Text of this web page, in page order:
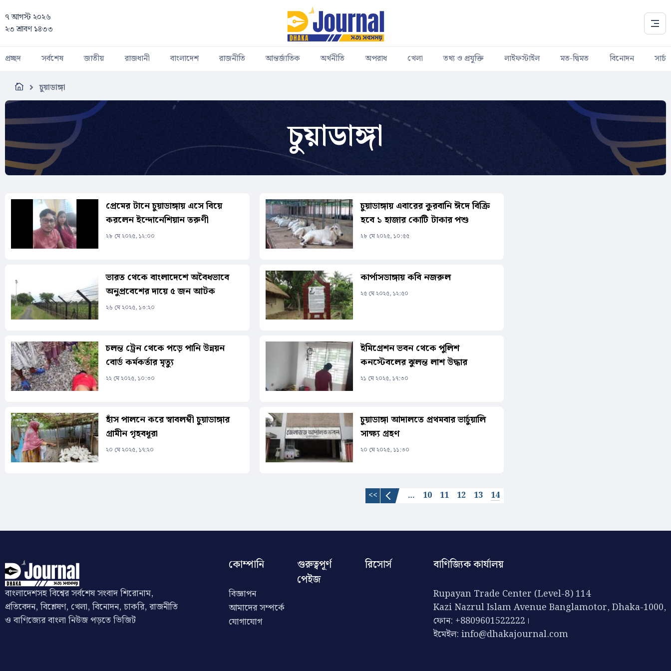
৭ আগস্ট ২০২৬
২৩ শ্রাবণ ১৪৩৩
প্রচ্ছদ সর্বশেষ জাতীয় রাজধানী বাংলাদেশ রাজনীতি আন্তর্জাতিক অর্থনীতি অপরাধ খেলা তথ্য ও প্রযুক্তি লাইফস্টাইল মত-দ্বিমত বিনোদন সার্চ
চুয়াডাঙ্গা
চুয়াডাঙ্গা
প্রেমের টানে চুয়াডাঙ্গায় এসে বিয়ে
করলেন ইন্দোনেশিয়ান তরুণী
২৮ মে ২০২৫, ১২:০০
চুয়াডাঙ্গায় এবারের কুরবানি ঈদে বিক্রি
হবে ১ হাজার কোটি টাকার পশু
২৮ মে ২০২৫, ১০:৫৫
ভারত থেকে বাংলাদেশে অবৈধভাবে
অনুপ্রবেশের দায়ে ৫ জন আটক
২৬ মে ২০২৫, ১৩:২০
কার্পাসডাঙ্গায় কবি নজরুল
২৫ মে ২০২৫, ১২:৫০
চলন্ত ট্রেন থেকে পড়ে পানি উন্নয়ন
বোর্ড কর্মকর্তার মৃত্যু
২২ মে ২০২৫, ১০:৩০
ইমিগ্রেশন ভবন থেকে পুলিশ
কনস্টেবলের ঝুলন্ত লাশ উদ্ধার
২১ মে ২০২৫, ১৭:৩০
হাঁস পালনে করে স্বাবলম্বী চুয়াডাঙ্গার
গ্রামীন গৃহবধূরা
২০ মে ২০২৫, ১৭:২০
চুয়াডাঙ্গা আদালতে প্রথমবার ভার্চুয়ালি
সাক্ষ্য গ্রহণ
২০ মে ২০২৫, ১১:৩০
<< … 10 11 12 13 14
বাংলাদেশসহ বিশ্বের সর্বশেষ সংবাদ শিরোনাম,
প্রতিবেদন, বিশ্লেষণ, খেলা, বিনোদন, চাকরি, রাজনীতি
ও বাণিজ্যের বাংলা নিউজ পড়তে ভিজিট
কোম্পানি
বিজ্ঞাপন
আমাদের সম্পর্কে
যোগাযোগ
গুরুত্বপূর্ণ
পেইজ
রিসোর্স বাণিজ্যিক কার্যালয়
Rupayan Trade Center (Level-8) 114
Kazi Nazrul Islam Avenue Banglamotor, Dhaka-1000,
ফোন: +8809601522222।
ইমেইল:info@dhakajournal.com